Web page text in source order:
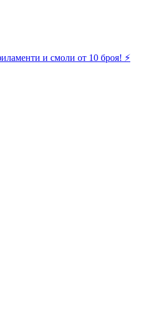
и смоли от 10 броя! ⚡️